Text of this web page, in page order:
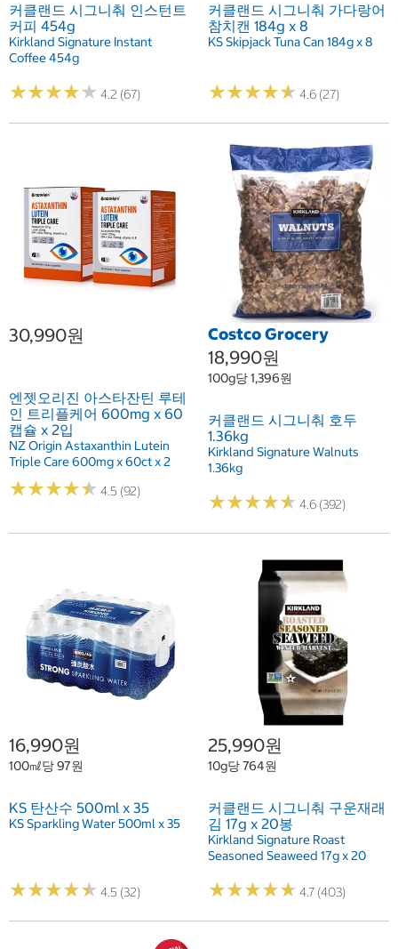
커클랜드 시그니춰 인스턴트
커피 454g
Kirkland Signature Instant
Coffee 454g
★★★★★
★★★★★ 4.2 (67)
커클랜드 시그니춰 가다랑어
참치캔 184g x 8
KS Skipjack Tuna Can 184g x 8
★★★★★
★★★★★ 4.6 (27)
30,990원
엔젯오리진 아스타잔틴 루테
인 트리플케어 600mg x 60
캡슐 x 2입
NZ Origin Astaxanthin Lutein
Triple Care 600mg x 60ct x 2
★★★★★
★★★★★ 4.5 (92)
Costco Grocery
18,990원
100g당 1,396원
커클랜드 시그니춰 호두
1.36kg
Kirkland Signature Walnuts
1.36kg
★★★★★
★★★★★ 4.6 (392)
16,990원
100㎖당 97원
KS 탄산수 500ml x 35
KS Sparkling Water 500ml x 35
★★★★★
★★★★★ 4.5 (32)
25,990원
10g당 764원
커클랜드 시그니춰 구운재래
김 17g x 20봉
Kirkland Signature Roast
Seasoned Seaweed 17g x 20
★★★★★
★★★★★ 4.7 (403)